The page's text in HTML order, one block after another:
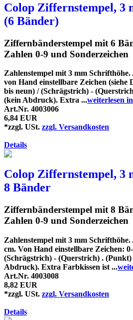
Colop Ziffernstempel, 3
(6 Bänder)
Ziffernbänderstempel mit 6
Zahlen 0-9 und Sonderzeichen
Zahlenstempel mit 3 mm
von Hand einstellbare Zeichen (siehe
bis neun) / (Schrägstrich) -
(kein Abdruck). Extra ...weiterlesen
Art.Nr. 4003006
6,84 EUR
*zzgl. USt. zzgl. Versandkosten
Details
Colop Ziffernstempel, 3
8 Bänder
Ziffernbänderstempel mit 8
Zahlen 0-9 und Sonderzeichen
Zahlenstempel mit 3 mm
cm. Von Hand einstellbare Zeichen:
(Schrägstrich) - (Querstrich) .
Abdruck). Extra Farbkissen ist ...
Art.Nr. 4003008
8,82 EUR
*zzgl. USt. zzgl. Versandkosten
Details